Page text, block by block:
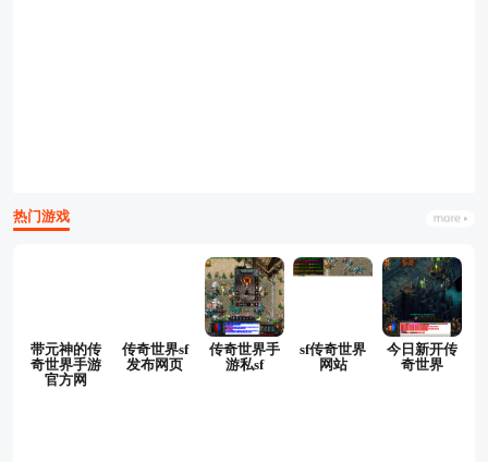
热门游戏
带元神的传
奇世界手游
官方网
传奇世界sf
发布网页
传奇世界手
游私sf
sf传奇世界
网站
今日新开传
奇世界